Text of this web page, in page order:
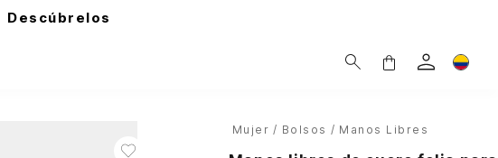
Descúbrelos
Mujer Bolsos Manos Libres